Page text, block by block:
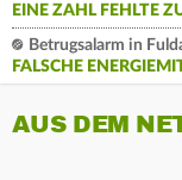
EINE ZAHL FEHLTE
Betrugsalarm in
FALSCHE
AUS DEM